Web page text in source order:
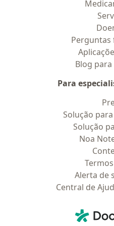
Blog
Para
Solução
Solução
Noa
Alerta de
Central de